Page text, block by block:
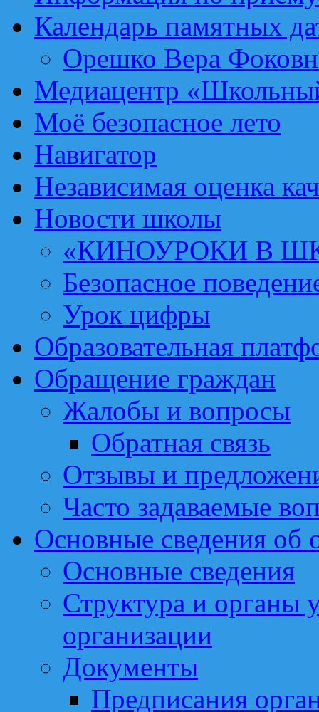
Календарь памятных
Орешко Вера
Медиацентр
Моё безопасное лето
Навигатор
Независимая оценка
Новости школы
«КИНОУРОКИ В
Безопасное
Урок цифры
Образовательная
Обращение граждан
Жалобы и вопросы
Обратная связь
Отзывы и
Часто задаваемые
Основные сведения об
Основные сведения
Структура и органы
организации
Документы
Предписания